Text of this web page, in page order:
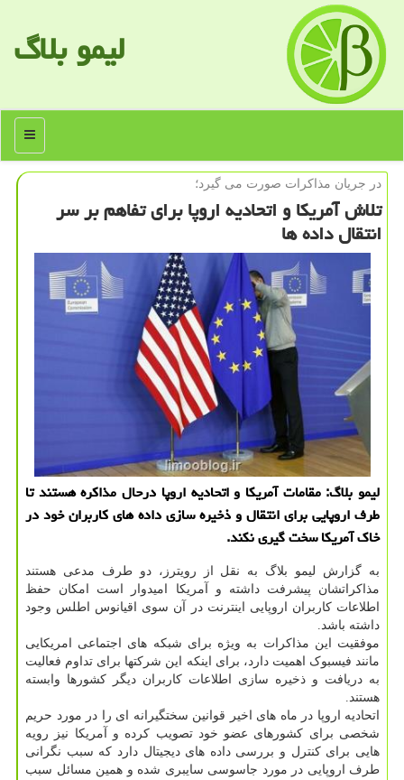
لیمو بلاگ
منو
در جریان مذاكرات صورت می گیرد؛
تلاش آمریکا و اتحادیه اروپا برای تفاهم بر سر
انتقال داده ها
لیمو بلاگ: مقامات آمریکا و اتحادیه اروپا درحال مذاکره هستند تا
طرف اروپایی برای انتقال و ذخیره سازی داده های کاربران خود در
خاک آمریکا سخت گیری نکند.
به گزارش لیمو بلاگ به نقل از رویترز، دو طرف مدعی هستند
مذاکراتشان پیشرفت داشته و آمریکا امیدوار است امکان حفظ
اطلاعات کاربران اروپایی اینترنت در آن سوی اقیانوس اطلس وجود
داشته باشد.
موفقیت این مذاکرات به ویژه برای شبکه های اجتماعی امریکایی
مانند فیسبوک اهمیت دارد، برای اینکه این شرکتها برای تداوم فعالیت
به دریافت و ذخیره سازی اطلاعات کاربران دیگر کشورها وابسته
هستند.
اتحادیه اروپا در ماه های اخیر قوانین سختگیرانه ای را در مورد حریم
شخصی برای کشورهای عضو خود تصویب کرده و آمریکا نیز رویه
هایی برای کنترل و بررسی داده های دیجیتال دارد که سبب نگرانی
طرف اروپایی در مورد جاسوسی سایبری شده و همین مسائل سبب